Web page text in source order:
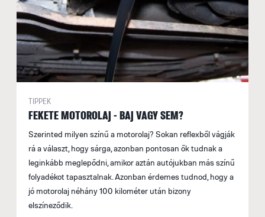
TIPPEK
FEKETE MOTOROLAJ - BAJ VAGY SEM?
Szerinted milyen színű a motorolaj? Sokan reflexből vágják
rá a választ, hogy sárga, azonban pontosan ők tudnak a
leginkább meglepődni, amikor aztán autójukban más színű
folyadékot tapasztalnak. Azonban érdemes tudnod, hogy a
jó motorolaj néhány 100 kilométer után bizony
elszíneződik.